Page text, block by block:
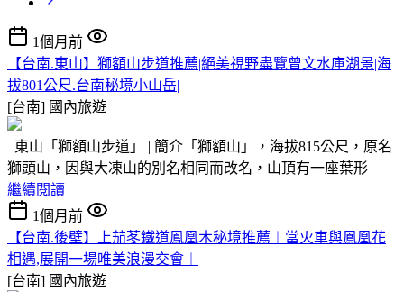
1個月前
【台南.東山】獅額山步道推薦|絕美視野盡覽曾文水庫湖景|海
拔801公尺.台南秘境小山岳|
[台南] 國內旅遊
東山「獅額山步道」 | 簡介「獅額山」，海拔815公尺，原名
獅頭山，因與大凍山的別名相同而改名，山頂有一座葉形
繼續閱讀
1個月前
【台南.後壁】上茄苳鐵道鳳凰木秘境推薦︱當火車與鳳凰花
相遇,展開一場唯美浪漫交會︱
[台南] 國內旅遊